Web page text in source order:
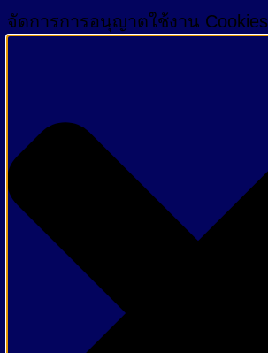
จัดการการอนุญาตใช้งาน Cookies